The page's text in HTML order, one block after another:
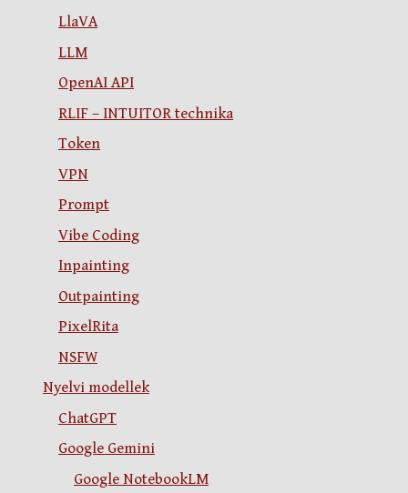
LlaVA
LLM
OpenAI API
RLIF – INTUITOR technika
Token
VPN
Prompt
Vibe Coding
Inpainting
Outpainting
PixelRita
NSFW
Nyelvi modellek
ChatGPT
Google Gemini
Google NotebookLM